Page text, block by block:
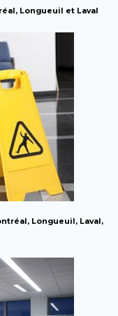
Longueuil et Laval
Longueuil, Laval,